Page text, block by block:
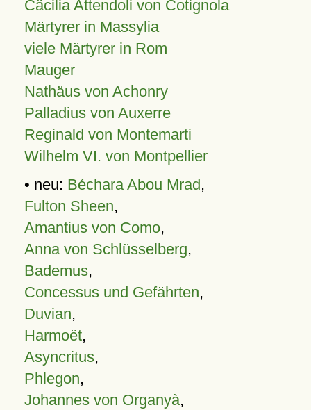
Cäcilia Attendoli von Cotignola
Märtyrer in Massylia
viele Märtyrer in Rom
Mauger
Nathäus von Achonry
Palladius von Auxerre
Reginald von Montemarti
Wilhelm VI. von Montpellier
• neu: Béchara Abou Mrad,
Fulton Sheen,
Amantius von Como,
Anna von Schlüsselberg,
Bademus,
Concessus und Gefährten,
Duvian,
Harmoët,
Asyncritus,
Phlegon,
Johannes von Organyà,